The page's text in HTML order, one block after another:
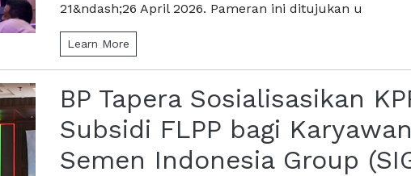
21&ndash;26 April 2026. Pameran ini ditujukan u
Learn More
BP Tapera Sosialisasikan
Subsidi FLPP bagi Karyawan
Semen Indonesia Group